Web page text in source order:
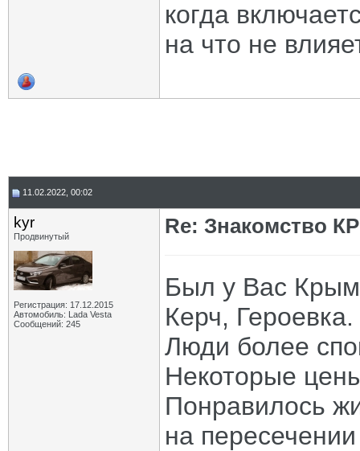
когда
на что не
11.02.2022, 00:02
kyr
Продвинутый
Регистрация: 17.12.2015
Автомобиль: Lada Vesta
Сообщений: 245
Re: Знакомство
Был у Вас
Керч,
Люди более
Некоторые
Понравилось
на